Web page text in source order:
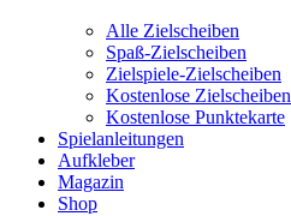
Alle Zielscheiben
Spaß-Zielscheiben
Zielspiele-Zielscheiben
Kostenlose Zielscheiben
Kostenlose Punktekarte
Spielanleitungen
Aufkleber
Magazin
Shop